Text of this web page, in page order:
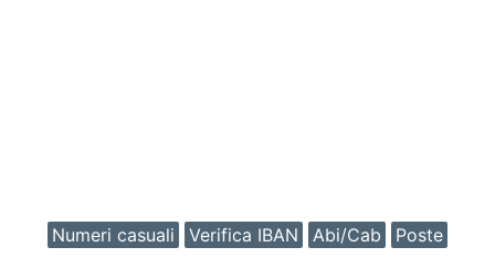
Numeri casuali Verifica IBAN Abi/Cab
Poste